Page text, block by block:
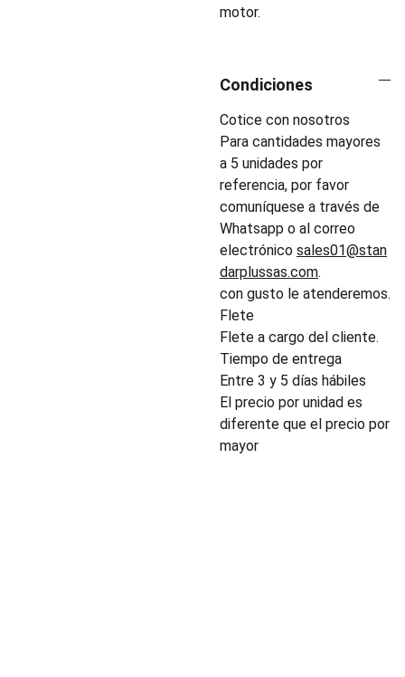
motor.
Condiciones
Cotice con nosotros
Para cantidades mayores
a 5 unidades por
referencia, por favor
comuníquese a través de
Whatsapp o al correo
electrónico sales01@stan
darplussas.com.
con gusto le atenderemos.
Flete
Flete a cargo del cliente.
Tiempo de entrega
Entre 3 y 5 días hábiles
El precio por unidad es
diferente que el precio por
mayor